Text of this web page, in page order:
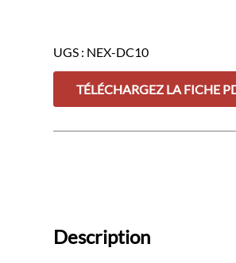
UGS : NEX-DC10
TÉLÉCHARGEZ LA FICHE
Description